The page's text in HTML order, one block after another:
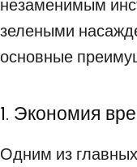
незаменимым
зелеными
основные
1. Экономия
Одним из